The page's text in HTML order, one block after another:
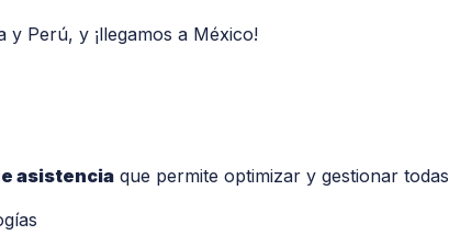
y Perú, y ¡llegamos a México!
asistencia que permite optimizar y gestionar todas